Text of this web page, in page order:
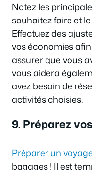
Notez les
souhaitez faire et
Effectuez des
vos économies
assurer que vous
vous aidera
avez besoin de
activités choisies.
9. Préparez
Préparer un voyage
bagages ! Il est